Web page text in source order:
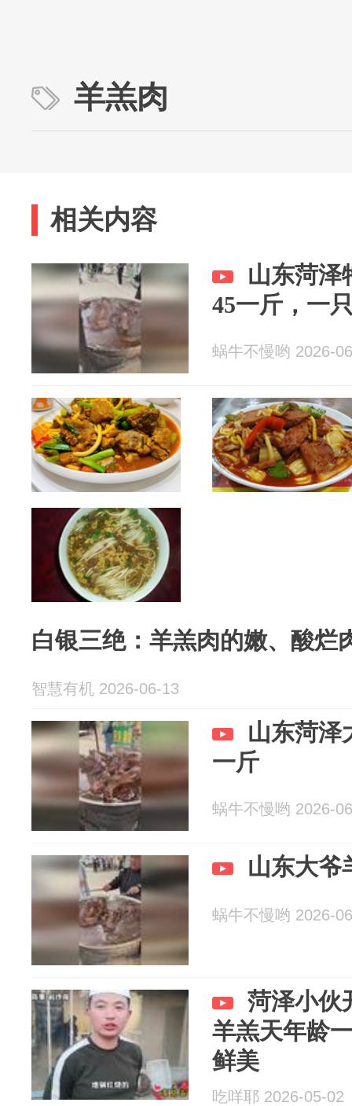
羊羔肉
相关内容
山东菏泽
45一斤，一
蜗牛不慢哟 2026-
白银三绝：羊羔肉的嫩、酸烂
智慧有机 2026-06-13
山东菏泽
一斤
蜗牛不慢哟 2026-
山东大爷
蜗牛不慢哟 2026-
菏泽小伙
羊羔天年龄
鲜美
吃咩耶 2026-05-02